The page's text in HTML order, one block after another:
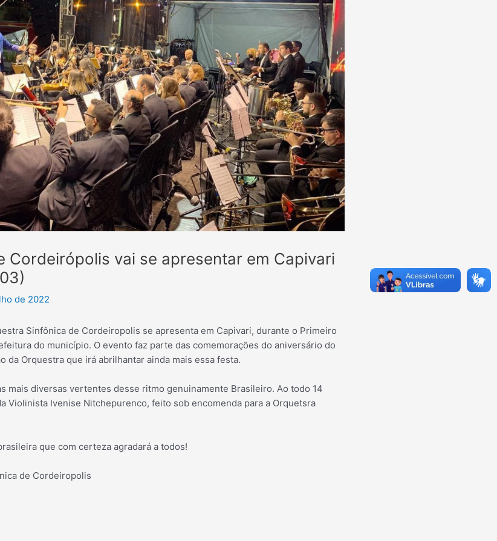
Cordeirópolis vai se apresentar em Capivari
de 2022
Sinfônica de Cordeiropolis se apresenta em Capivari, durante o Primeiro
do município. O evento faz parte das comemorações do aniversário do
da Orquestra que irá abrilhantar ainda mais essa festa.
mais diversas vertentes desse ritmo genuinamente Brasileiro. Ao todo 14
Violinista Ivenise Nitchepurenco, feito sob encomenda para a Orquetsra
que com certeza agradará a todos!
de Cordeiropolis